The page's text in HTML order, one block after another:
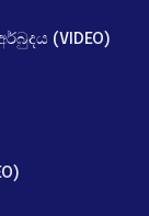
(VIDEO)